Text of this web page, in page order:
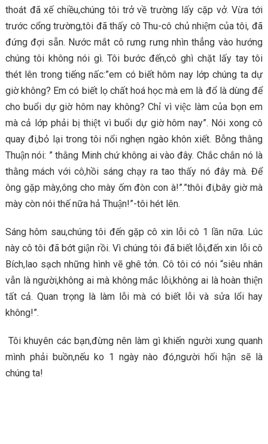
thoát đã xế chiều,chúng tôi trở về trường lấy cặp vở. Vừa tới
trước cổng trường,tôi đã thấy cô Thu-cô chủ nhiệm của tôi, đã
đứng đợi sẵn. Nước mắt cô rưng rưng nhìn thẳng vào hướng
chúng tôi không nói gì. Tôi bước đến,cô ghì chặt lấy tay tôi
thét lên trong tiếng nấc:”em có biết hôm nay lớp chúng ta dự
giờ không? Em có biết lọ chất hoá học mà em là đổ là dùng để
cho buổi dự giờ hôm nay không? Chỉ vì việc làm của bọn em
mà cả lớp phải bị thiệt vì buổi dự giờ hôm nay”. Nói xong cô
quay đi,bỏ lại trong tôi nổi nghẹn ngào khôn xiết. Bỗng thằng
Thuận nói: ” thằng Minh chứ không ai vào đây. Chắc chắn nó là
thằng mách với cô,hồi sáng chạy ra tao thấy nó đây mà. Để
ông gặp mày,ông cho mày ốm đòn con à!”.”thôi đi,bây giờ mà
mày còn nói thế nữa hả Thuận!”-tôi hét lên.
Sáng hôm sau,chúng tôi đến gặp cô xin lỗi cô 1 lần nữa. Lúc
này cô tôi đã bớt giận rồi. Vì chúng tôi đã biết lỗi,đến xin lỗi cô
Bích,lao sạch những hình vẽ ghê tởn. Cô tôi có nói “siêu nhân
vẫn là người,không ai mà không mắc lỗi,không ai là hoàn thiện
tất cả. Quan trọng là làm lỗi mà có biết lỗi và sửa lổi hay
không!”.
Tôi khuyên các bạn,đừng nên làm gì khiến người xung quanh
mình phải buồn,nếu ko 1 ngày nào đó,người hối hận sẽ là
chúng ta!